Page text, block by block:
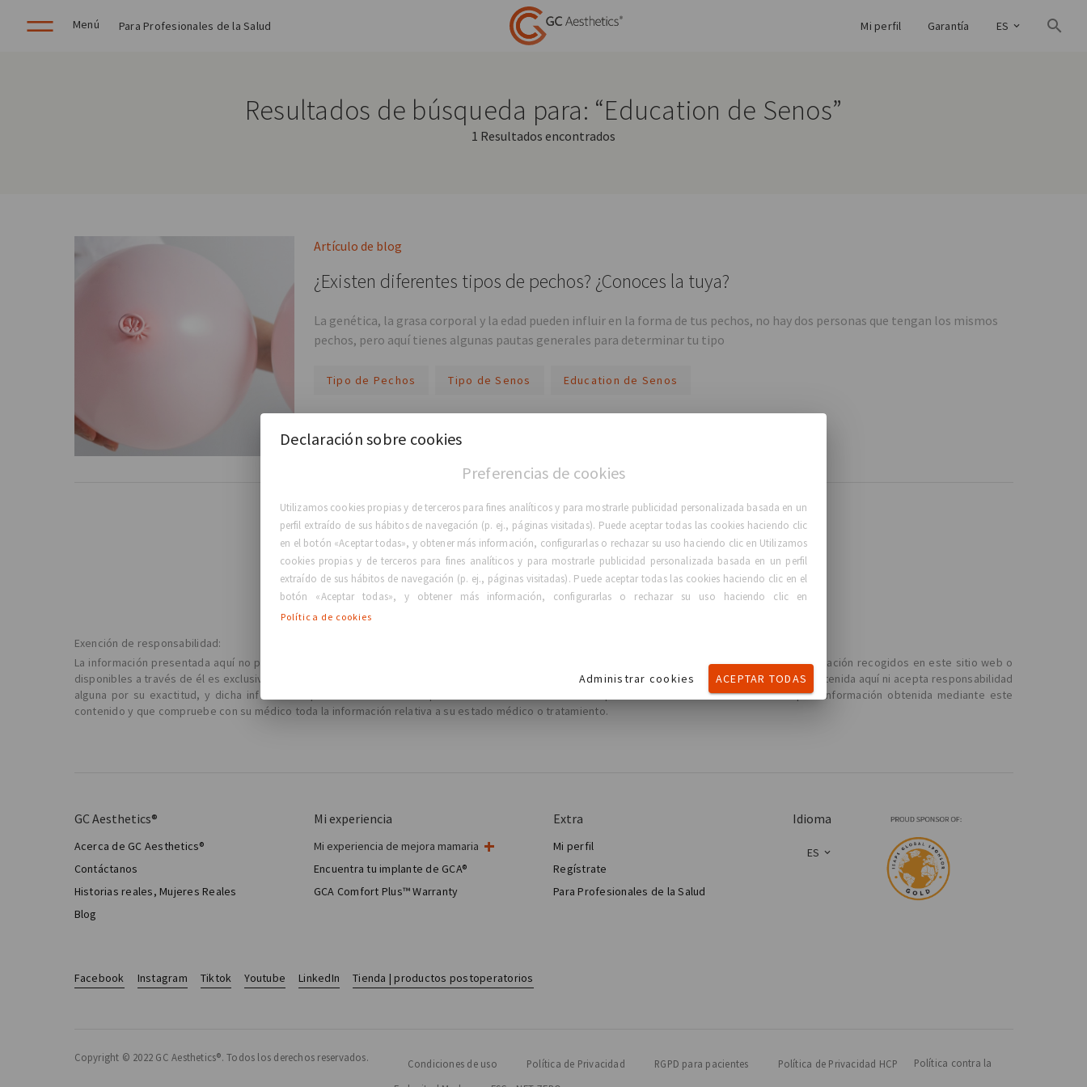
Menú Para Profesionales de la Salud Mi perfil Garantía ES
Resultados de búsqueda para: “Education de Senos”
1 Resultados encontrados
Artículo de blog
¿Existen diferentes tipos de pechos? ¿Conoces la tuya?
La genética, la grasa corporal y la edad pueden influir en la forma de tus pechos, no hay dos personas que tengan los mismos
pechos, pero aquí tienes algunas pautas generales para determinar tu tipo
Tipo de Pechos Tipo de Senos Education de Senos
VOLVER A LA PÁGINA DE INICIO
Exención de responsabilidad:
La información presentada aquí no pretende sustituir el asesoramiento, diagnóstico o tratamiento médico profesional. Todo el contenido e información recogidos en este sitio web o
disponibles a través de él es exclusivamente para fines informativos. GC Aesthetics® no ofrece garantía alguna de la exactitud de la información contenida aquí ni acepta responsabilidad
alguna por su exactitud, y dicha información podrá modificarse sin previo aviso. Le recomendamos que confirme con otras fuentes cualquier información obtenida mediante este
contenido y que compruebe con su médico toda la información relativa a su estado médico o tratamiento.
GC Aesthetics®
Acerca de GC Aesthetics®
Contáctanos
Historias reales, Mujeres Reales
Blog
Mi experiencia
Mi experiencia de mejora mamaria
Mi cirugía de mama
Cirugía estética mamaria
Total Breast Reconstruction™
Encuentra tu implante de GCA®
GCA Comfort Plus™ Warranty
Extra
Mi perfil
Regístrate
Para Profesionales de la Salud
Idioma
ES
Facebook Instagram Tiktok Youtube LinkedIn Tienda | productos postoperatorios
Copyright © 2022 GC Aesthetics®. Todos los derechos reservados. Condiciones de uso Política de Privacidad RGPD para pacientes Política de Privacidad HCP Política contra la
Declaración sobre cookies
Preferencias de cookies
Utilizamos cookies propias y de terceros para fines analíticos y para mostrarle publicidad personalizada basada en un
perfil extraído de sus hábitos de navegación (p. ej., páginas visitadas). Puede aceptar todas las cookies haciendo clic
en el botón «Aceptar todas», y obtener más información, configurarlas o rechazar su uso haciendo clic en Utilizamos
cookies propias y de terceros para fines analíticos y para mostrarle publicidad personalizada basada en un perfil
extraído de sus hábitos de navegación (p. ej., páginas visitadas). Puede aceptar todas las cookies haciendo clic en el
botón «Aceptar todas», y obtener más información, configurarlas o rechazar su uso haciendo clic en
Política de cookies
Administrar cookies ACEPTAR TODAS